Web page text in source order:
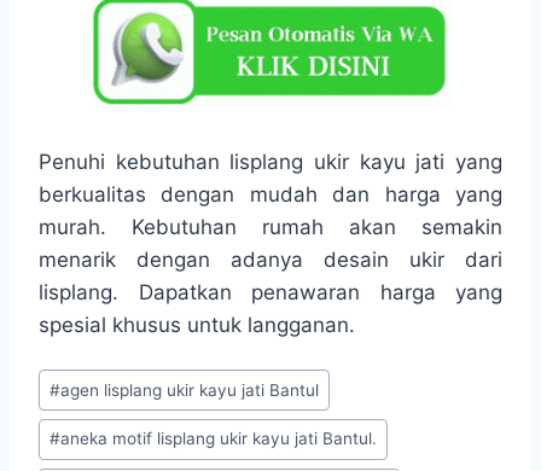
Penuhi kebutuhan lisplang ukir kayu jati yang
berkualitas dengan mudah dan harga yang
murah. Kebutuhan rumah akan semakin
menarik dengan adanya desain ukir dari
lisplang. Dapatkan penawaran harga yang
spesial khusus untuk langganan.
#agen lisplang ukir kayu jati Bantul
#aneka motif lisplang ukir kayu jati Bantul.